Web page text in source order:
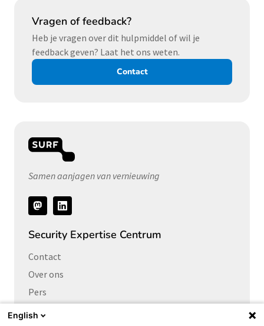
Vragen of feedback?
Heb je vragen over dit hulpmiddel of wil je
feedback geven? Laat het ons weten.
Contact
Samen aanjagen van vernieuwing
Volg
ons
Security Expertise Centrum
Contact
Over ons
Pers
Vacatures
English